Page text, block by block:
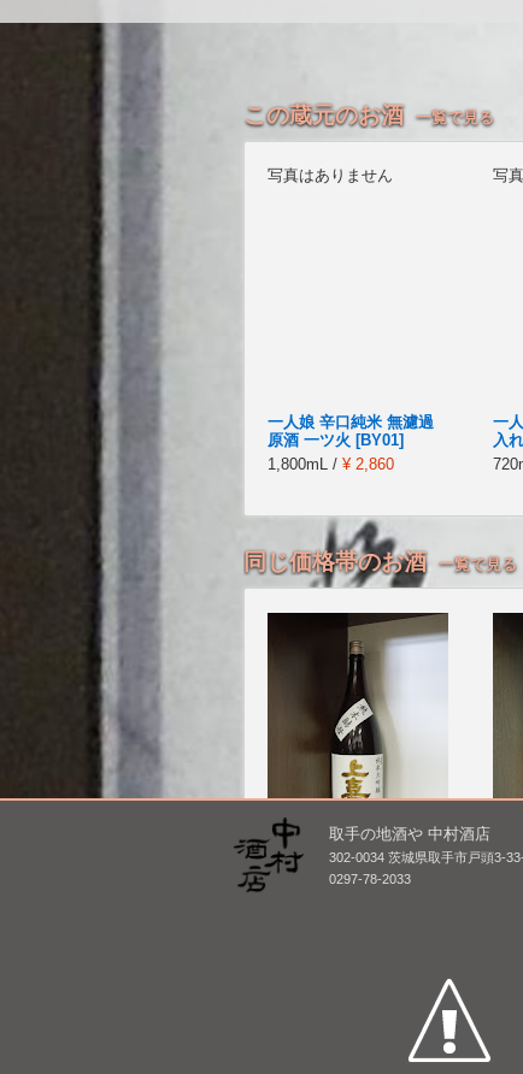
この蔵元のお酒 一覧で見る
写真はありません
一人娘 辛口純米 無濾過
原酒 一ツ火 [BY01]
1,800mL / ¥ 2,860
写
一
入
同じ価格帯のお酒 一覧で見る
上喜元 純米大吟醸 熊本
酵母 [BY26]
ゆ
取手の地酒や 中村酒店
302-0034 茨城県取手市戸頭3-
0297-78-2033